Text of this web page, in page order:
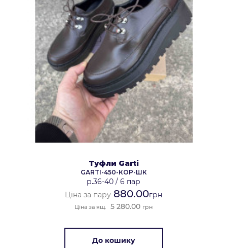
Туфли Garti
GARTI-450-КОР-ШК
р.36-40 / 6 пар
Ціна за пару 880.00грн
Ціна за ящ. 5 280.00 грн
До кошику